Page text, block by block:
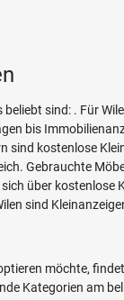
sind: . Für
bis
sind kostenlose
Gebrauchte
sich über kostenlose
sind
möchte,
Kategorien am